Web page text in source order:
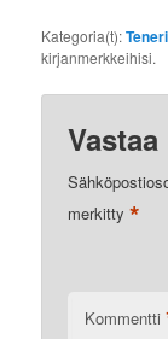
Kategoria(t):
kirjanmerkkeihisi.
Vastaa
merkitty*
Kommentti